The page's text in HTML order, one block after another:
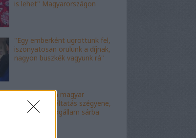
is lehet" Magyarországon
"Egy emberként ugrottunk fel,
iszonyatosan örülünk a díjnak,
nagyon büszkék vagyunk rá"
"Ez az ítélet a magyar
igazságszolgáltatás szégyene,
az eljárás a jogállam sárba